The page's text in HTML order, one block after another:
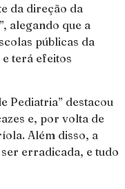
da direção da
alegando que a
públicas da
terá efeitos
Pediatria” destacou
e, por volta de
Além disso, a
erradicada, e tudo